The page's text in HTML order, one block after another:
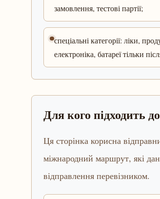
замовлення, тестові партії;
спеціальні категорії: ліки,
електроніка, батареї тільки
Для кого підходить
Ця сторінка корисна
міжнародний маршрут, які
відправлення перевізником.